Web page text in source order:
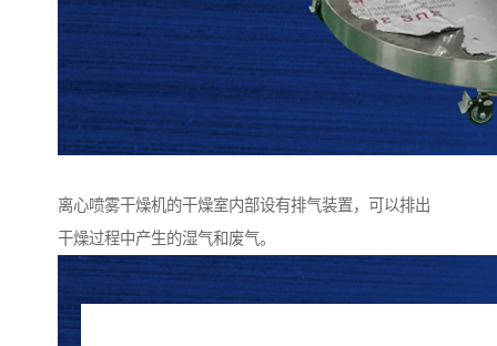
离心喷雾干燥机的干燥室内部设有排气装置，可以排出
干燥过程中产生的湿气和废气。